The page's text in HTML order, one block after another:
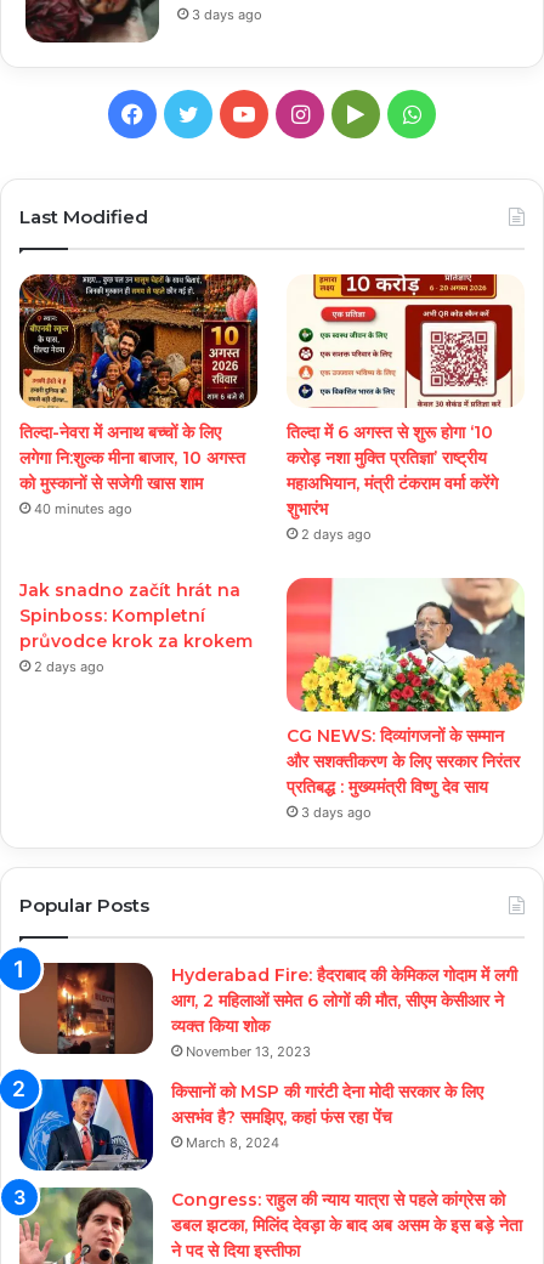
3 days ago
Facebook
TwitterYouTubeInstagram
GoogleWhatsApp
Last Modified
तिल्दा-नेवरा में अनाथ बच्चों के लिए
लगेगा नि:शुल्क मीना बाजार, 10 अगस्त
को मुस्कानों से सजेगी खास शाम
40 minutes ago
तिल्दा में 6 अगस्त से शुरू होगा ‘10
करोड़ नशा मुक्ति प्रतिज्ञा’ राष्ट्रीय
महाअभियान, मंत्री टंकराम वर्मा करेंगे
शुभारंभ
2 days ago
Jak snadno začít hrát na
Spinboss: Kompletní
průvodce krok za krokem
2 days ago
CG NEWS: दिव्यांगजनों के सम्मान
और सशक्तीकरण के लिए सरकार निरंतर
प्रतिबद्ध : मुख्यमंत्री विष्णु देव साय
3 days ago
Popular Posts
Hyderabad Fire: हैदराबाद की केमिकल गोदाम में लगी
आग, 2 महिलाओं समेत 6 लोगों की मौत, सीएम केसीआर ने
व्यक्त किया शोक
November 13, 2023
किसानों को MSP की गारंटी देना मोदी सरकार के लिए
असभंव है? समझिए, कहां फंस रहा पेंच
March 8, 2024
Congress: राहुल की न्याय यात्रा से पहले कांग्रेस को
डबल झटका, मिलिंद देवड़ा के बाद अब असम के इस बड़े नेता
ने पद से दिया इस्तीफा